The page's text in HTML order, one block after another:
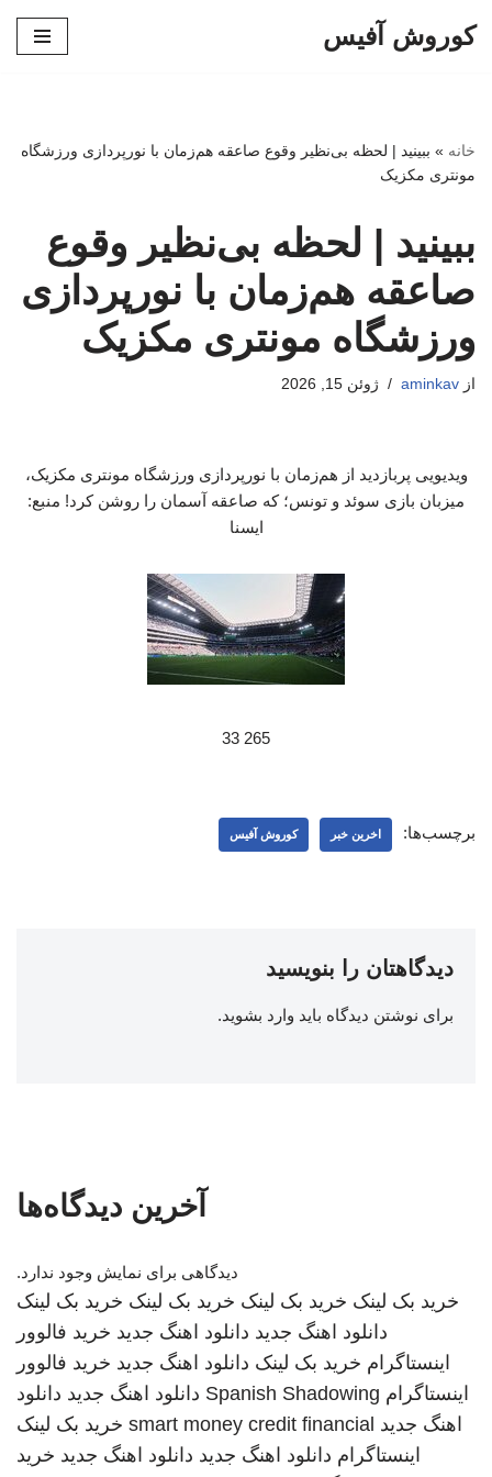
کوروش آفیس
خانه » ببینید | لحظه بی‌نظیر وقوع صاعقه هم‌زمان با نورپردازی ورزشگاه
مونتری مکزیک
ببینید | لحظه بی‌نظیر وقوع
صاعقه هم‌زمان با نورپردازی
ورزشگاه مونتری مکزیک
از aminkav ژوئن 15, 2026
ویدیویی پربازدید از هم‌زمان با نورپردازی ورزشگاه مونتری مکزیک،
میزبان بازی سوئد و تونس؛ که صاعقه آسمان را روشن کرد! منبع:
ایسنا
265 33
برچسب‌ها: اخرین خبر کوروش آفیس
دیدگاهتان را بنویسید
برای نوشتن دیدگاه باید وارد بشوید.
آخرین دیدگاه‌ها
دیدگاهی برای نمایش وجود ندارد.
خرید بک لینک خرید بک لینک خرید بک لینک خرید بک لینک
دانلود اهنگ جدید دانلود اهنگ جدید خرید فالوور
اینستاگرام خرید بک لینک دانلود اهنگ جدید خرید فالوور
اینستاگرام Spanish Shadowing دانلود اهنگ جدید دانلود
اهنگ جدید smart money credit financial خرید بک لینک
اینستاگرام دانلود اهنگ جدید دانلود اهنگ جدید خرید